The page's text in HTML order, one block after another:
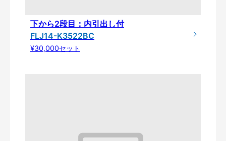
下から2段目：内引出し付
FLJ14-K3522BC
¥30,000セット